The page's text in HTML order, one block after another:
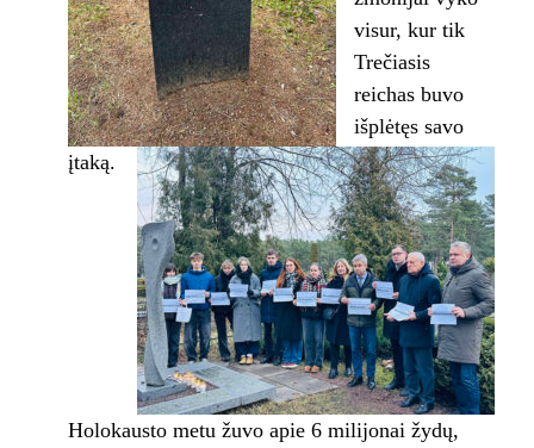
visur, kur tik
Trečiasis
reichas buvo
išplėtęs savo
įtaką.
Holokausto metu žuvo apie 6 milijonai žydų,